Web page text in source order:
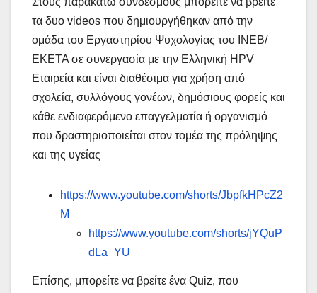
τα δυο videos που δημιουργήθηκαν από την
ομάδα του Εργαστηρίου Ψυχολογίας του ΙΝΕΒ/
ΕΚΕΤΑ σε συνεργασία με την Ελληνική HPV
Εταιρεία και είναι διαθέσιμα για χρήση από
σχολεία, συλλόγους γονέων, δημόσιους φορείς και
κάθε ενδιαφερόμενο επαγγελματία ή οργανισμό
που δραστηριοποιείται στον τομέα της πρόληψης
και της υγείας
https://www.youtube.com/shorts/JbpfkHPcZ2
M
https://www.youtube.com/shorts/jYQuP
dLa_YU
Επίσης, μπορείτε να βρείτε ένα Quiz, που